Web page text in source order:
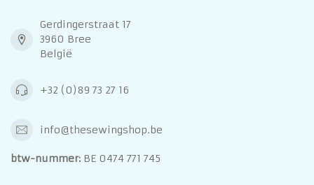
Gerdingerstraat 17
3960 Bree
België
+32 (0)89 73 27 16
info@thesewingshop.be
btw-nummer: BE 0474 771 745